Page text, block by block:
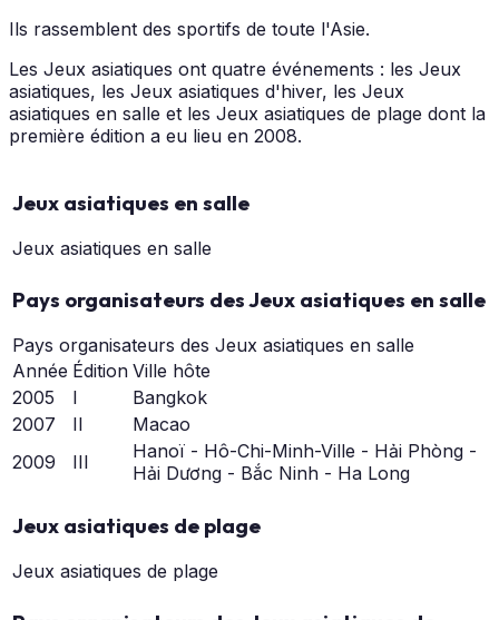
Ils rassemblent des sportifs de toute l'Asie.
Les Jeux asiatiques ont quatre événements : les Jeux
asiatiques, les Jeux asiatiques d'hiver, les Jeux
asiatiques en salle et les Jeux asiatiques de plage dont la
première édition a eu lieu en 2008.
Jeux asiatiques en salle
Jeux asiatiques en salle
Pays organisateurs des Jeux asiatiques en salle
Pays organisateurs des Jeux asiatiques en salle
Année Édition Ville hôte
2005
I
Bangkok
2007
II
Macao
2009
III
Hanoï - Hô-Chi-Minh-Ville - Hải Phòng -
Hải Dương - Bắc Ninh - Ha Long
Jeux asiatiques de plage
Jeux asiatiques de plage